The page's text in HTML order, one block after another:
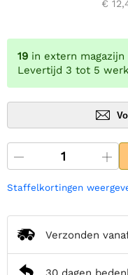
€
19 in extern magazijn
Levertijd 3 tot 5
Staffelkortingen
Verzonden